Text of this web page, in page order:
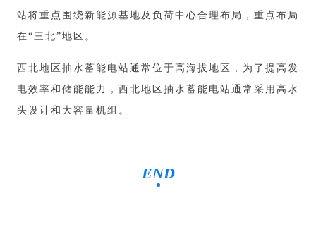
站将重点围绕新能源基地及负荷中心合理布局，重点布局
在“三北”地区。
西北地区抽水蓄能电站通常位于高海拔地区，为了提高发
电效率和储能能力，西北地区抽水蓄能电站通常采用高水
头设计和大容量机组。
END